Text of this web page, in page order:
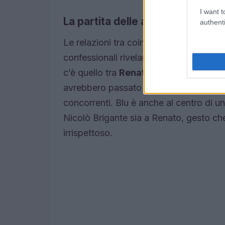
I want
La partita delle alleanze
Le relazioni tra coinquilini stanno
confessionali rivelano avvicinamenti,
c’è quello tra Renato BiancardieBlu
avrebbero passato una notte insieme
concorrenti. Blu è anche al centro di
Nicolò Brigante sia a Renato, gesto
irrispettoso.